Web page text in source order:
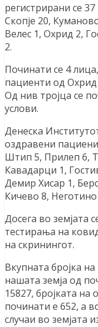
регистрирани се
Скопје 20,
Велес 1, Охрид 2,
2.
Починати се 4
пациенти од Охрид
Од нив тројца се
услови.
Денеска
оздравени
Штип 5, Прилеп 6,
Кавадарци 1,
Демир Хисар 1,
Кичево 8, Неготино
Досега во земјата
тестирања на
на скринингот.
Вкупната бројка
нашата земја од
15827, бројката
починати е 652, а
случаи во земјата